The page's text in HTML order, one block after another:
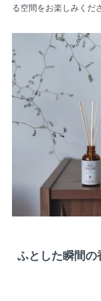
る空間をお楽しみくだ
ふとした瞬間